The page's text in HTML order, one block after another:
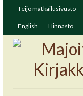
Teijo matkailusivusto
English Hinnasto